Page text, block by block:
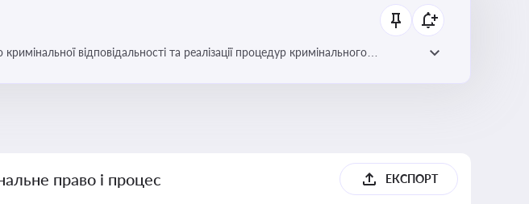
відповідальності та реалізації процедур кримінального
право і процес ЕКСПОРТ